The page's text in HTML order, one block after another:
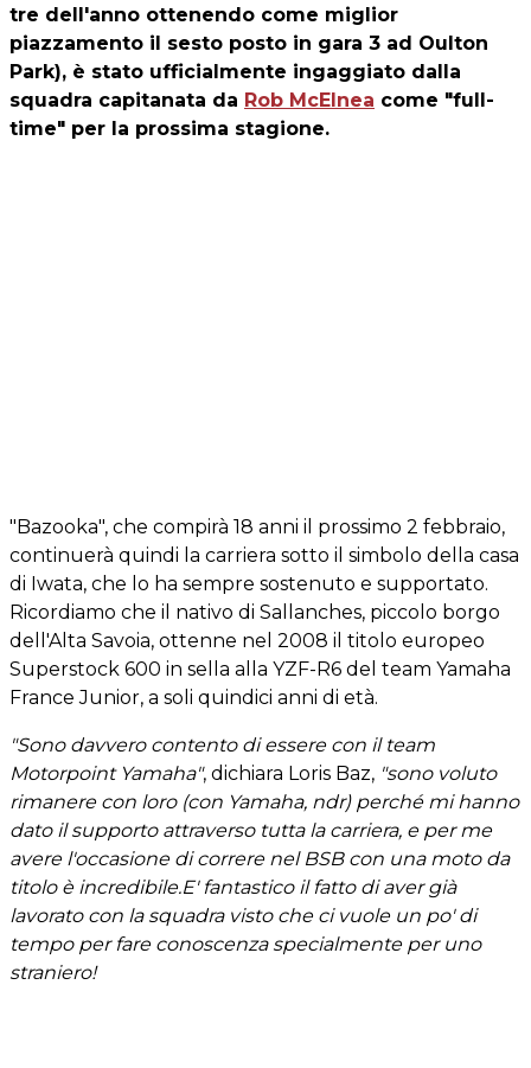
tre dell'anno ottenendo come miglior
piazzamento il sesto posto in gara 3 ad Oulton
Park), è stato ufficialmente ingaggiato dalla
squadra capitanata da Rob McElnea come "full-
time" per la prossima stagione.
"Bazooka", che compirà 18 anni il prossimo 2 febbraio,
continuerà quindi la carriera sotto il simbolo della casa
di Iwata, che lo ha sempre sostenuto e supportato.
Ricordiamo che il nativo di Sallanches, piccolo borgo
dell'Alta Savoia, ottenne nel 2008 il titolo europeo
Superstock 600 in sella alla YZF-R6 del team Yamaha
France Junior, a soli quindici anni di età.
"Sono davvero contento di essere con il team
Motorpoint Yamaha", dichiara Loris Baz, "sono voluto
rimanere con loro (con Yamaha, ndr) perché mi hanno
dato il supporto attraverso tutta la carriera, e per me
avere l'occasione di correre nel BSB con una moto da
titolo è incredibile.E' fantastico il fatto di aver già
lavorato con la squadra visto che ci vuole un po' di
tempo per fare conoscenza specialmente per uno
straniero!